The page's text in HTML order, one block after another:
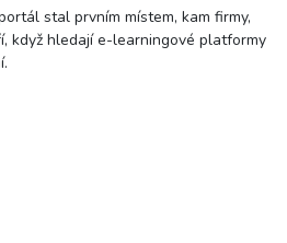
stal prvním místem, kam firmy,
když hledají e-learningové platformy